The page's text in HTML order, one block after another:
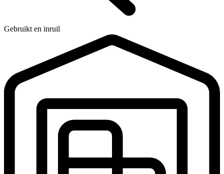
Gebruikt en inruil